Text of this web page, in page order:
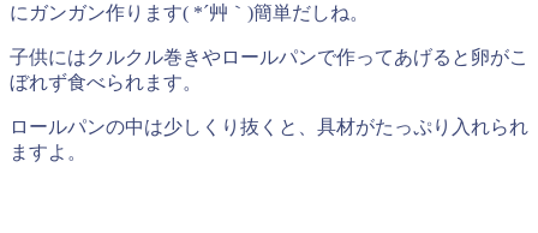
にガンガン作ります( *´艸｀)簡単だしね。
子供にはクルクル巻きやロールパンで作ってあげると卵がこ
ぼれず食べられます。
ロールパンの中は少しくり抜くと、具材がたっぷり入れられ
ますよ。